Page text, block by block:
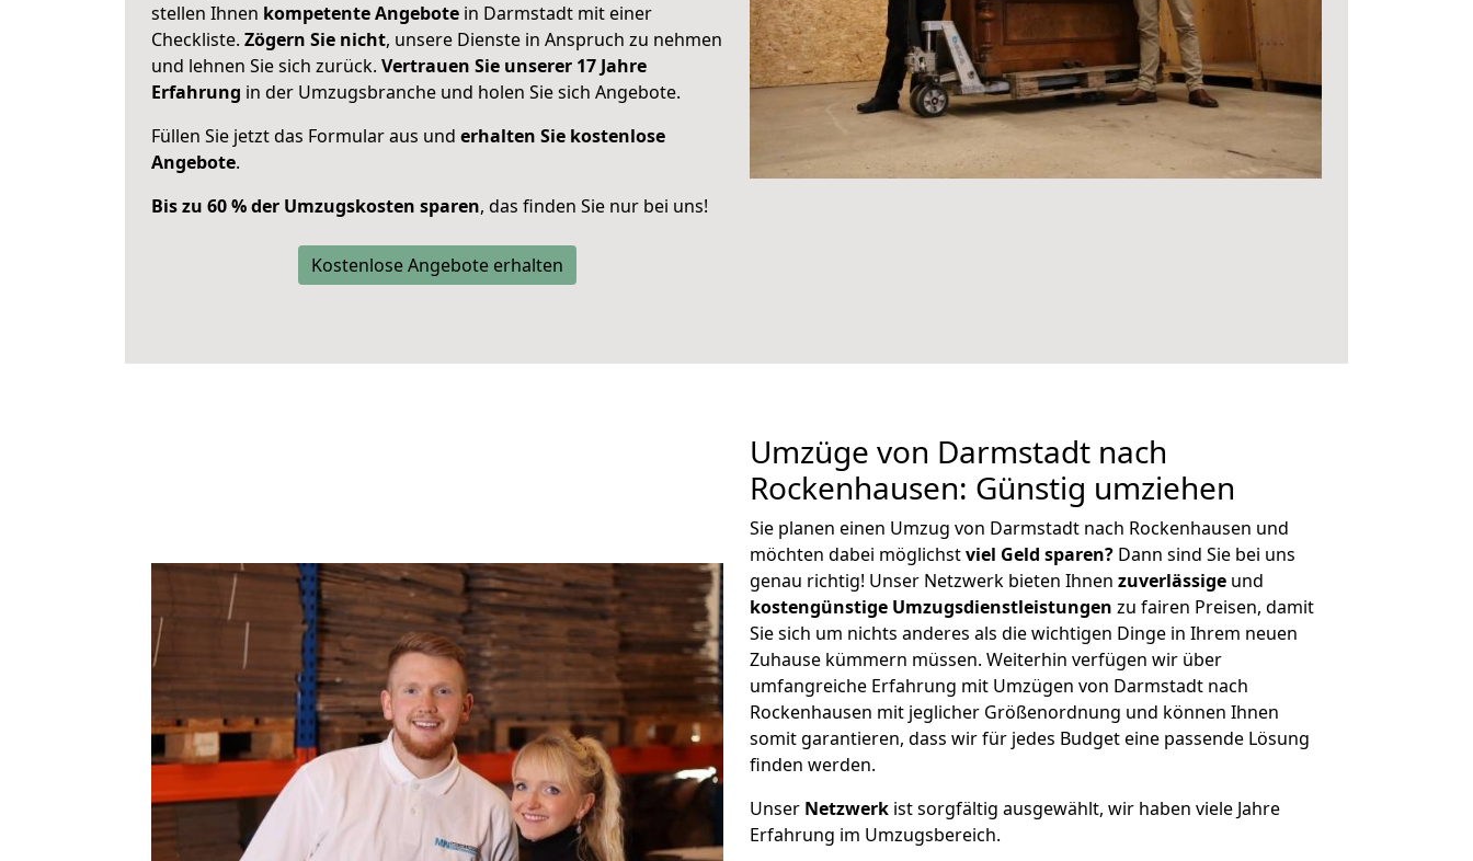
stellen Ihnen kompetente Angebote in Darmstadt mit einer
Checkliste. Zögern Sie nicht, unsere Dienste in Anspruch zu nehmen
und lehnen Sie sich zurück. Vertrauen Sie unserer 17 Jahre
Erfahrung in der Umzugsbranche und holen Sie sich Angebote.
Füllen Sie jetzt das Formular aus und erhalten Sie kostenlose
Angebote.
Bis zu 60 % der Umzugskosten sparen, das finden Sie nur bei uns!
Kostenlose Angebote erhalten
Umzüge von Darmstadt nach
Rockenhausen: Günstig umziehen
Sie planen einen Umzug von Darmstadt nach Rockenhausen und
möchten dabei möglichstviel Geld sparen? Dann sind Sie bei uns
genau richtig! Unser Netzwerk bieten Ihnen zuverlässige und
kostengünstige Umzugsdienstleistungen zu fairen Preisen, damit
Sie sich um nichts anderes als die wichtigen Dinge in Ihrem neuen
Zuhause kümmern müssen. Weiterhin verfügen wir über
umfangreiche Erfahrung mit Umzügen von Darmstadt nach
Rockenhausen mit jeglicher Größenordnung und können Ihnen
somit garantieren, dass wir für jedes Budget eine passende Lösung
finden werden.
Unser Netzwerk ist sorgfältig ausgewählt, wir haben viele Jahre
Erfahrung im Umzugsbereich.